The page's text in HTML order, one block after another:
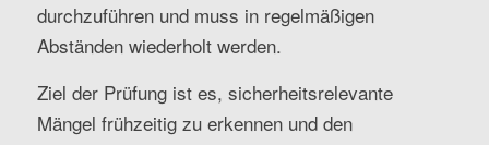
durchzuführen und muss in regelmäßigen
Abständen wiederholt werden.
Ziel der Prüfung ist es, sicherheitsrelevante
Mängel frühzeitig zu erkennen und den